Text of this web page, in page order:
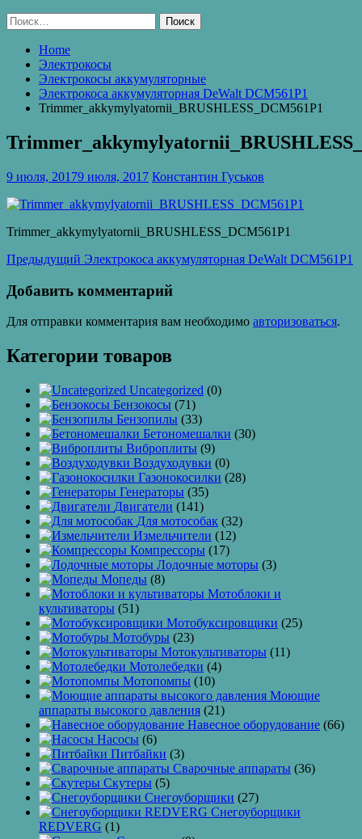
Найти:
Home
Электрокосы
Электрокосы аккумуляторные
Электрокоса аккумуляторная DeWalt DCM561P1
Trimmer_akkymylyatornii_BRUSHLESS_DCM561P1
9 июля, 20179 июля, 2017 Константин Гуськов
Trimmer_akkymylyatornii_BRUSHLESS_DCM561P1
Навигация
по
записям
Предыдущий Предыдущая
Электрокоса аккумуляторная DeWalt DCM561P1
Добавить комментарий
Для отправки комментария вам необходимо авторизоваться.
Категории товаров
Uncategorized (0)
Бензокосы (71)
Бензопилы (33)
Бетономешалки (30)
Виброплиты (9)
Воздуходувки (0)
Газонокосилки (28)
Генераторы (35)
Двигатели (141)
Для мотособак (32)
Измельчители (12)
Компрессоры (17)
Лодочные моторы (3)
Мопеды (8)
Мотоблоки и
культиваторы (51)
Мотобуксировщики (25)
Мотобуры (23)
Мотокультиваторы (11)
Мотолебедки (4)
Мотопомпы (10)
Моющие
аппараты высокого давления (21)
Навесное оборудование (66)
Насосы (6)
Питбайки (3)
Сварочные аппараты (36)
Скутеры (5)
Снегоуборщики (27)
Снегоуборщики
REDVERG (1)